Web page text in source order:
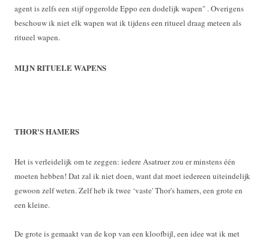
agent is zelfs een stijf opgerolde Eppo een dodelijk wapen" . Overigens
beschouw ik niet elk wapen wat ik tijdens een ritueel draag meteen als
ritueel wapen.
MIJN RITUELE WAPENS
THOR'S HAMERS
Het is verleidelijk om te zeggen: iedere Asatruer zou er minstens één
moeten hebben! Dat zal ik niet doen, want dat moet iedereen uiteindelijk
gewoon zelf weten. Zelf heb ik twee ‘vaste' Thor's hamers, een grote en
een kleine.
De grote is gemaakt van de kop van een kloofbijl, een idee wat ik met